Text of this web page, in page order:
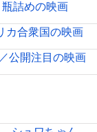
瓶詰めの映画
カ合衆国の映画
公開注目の映画